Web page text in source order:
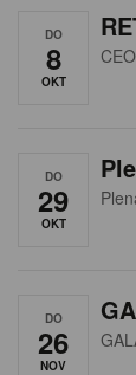
DO
8
OKT
DO
29
OKT
DO
26
NOV